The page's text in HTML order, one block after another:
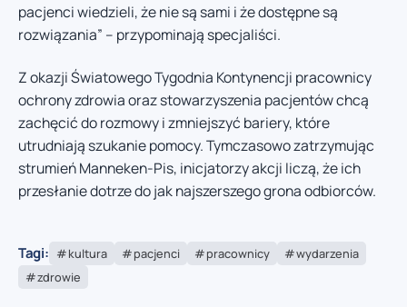
pacjenci wiedzieli, że nie są sami i że dostępne są
rozwiązania” – przypominają specjaliści.
Z okazji Światowego Tygodnia Kontynencji pracownicy
ochrony zdrowia oraz stowarzyszenia pacjentów chcą
zachęcić do rozmowy i zmniejszyć bariery, które
utrudniają szukanie pomocy. Tymczasowo zatrzymując
strumień Manneken-Pis, inicjatorzy akcji liczą, że ich
przesłanie dotrze do jak najszerszego grona odbiorców.
Tagi: kultura pacjenci pracownicy
wydarzenia
zdrowie